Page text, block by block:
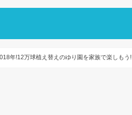
年!12万球植え替えのゆり園を家族で楽しもう!